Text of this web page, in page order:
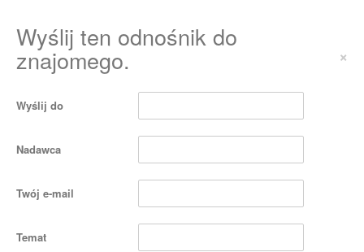
Wyślij ten odnośnik do
znajomego. ×
Wyślij do
Nadawca
Twój e-mail
Temat